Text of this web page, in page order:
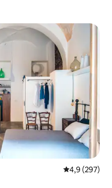
Classificação
4,9 (297)